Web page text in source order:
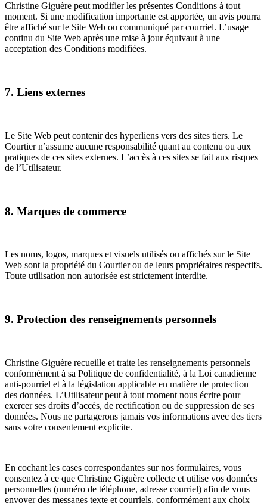
Christine Giguère peut modifier les présentes Conditions à tout
moment. Si une modification importante est apportée, un avis pourra
être affiché sur le Site Web ou communiqué par courriel. L’usage
continu du Site Web après une mise à jour équivaut à une
acceptation des Conditions modifiées.
7. Liens externes
Le Site Web peut contenir des hyperliens vers des sites tiers. Le
Courtier n’assume aucune responsabilité quant au contenu ou aux
pratiques de ces sites externes. L’accès à ces sites se fait aux risques
de l’Utilisateur.
8. Marques de commerce
Les noms, logos, marques et visuels utilisés ou affichés sur le Site
Web sont la propriété du Courtier ou de leurs propriétaires respectifs.
Toute utilisation non autorisée est strictement interdite.
9. Protection des renseignements personnels
Christine Giguère recueille et traite les renseignements personnels
conformément à sa Politique de confidentialité, à la Loi canadienne
anti-pourriel et à la législation applicable en matière de protection
des données. L’Utilisateur peut à tout moment nous écrire pour
exercer ses droits d’accès, de rectification ou de suppression de ses
données. Nous ne partagerons jamais vos informations avec des tiers
sans votre consentement explicite.
En cochant les cases correspondantes sur nos formulaires, vous
consentez à ce que Christine Giguère collecte et utilise vos données
personnelles (numéro de téléphone, adresse courriel) afin de vous
envoyer des messages texte et courriels, conformément aux choix